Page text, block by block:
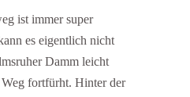
ist immer super
es eigentlich nicht
Damm leicht
fortfürht. Hinter der